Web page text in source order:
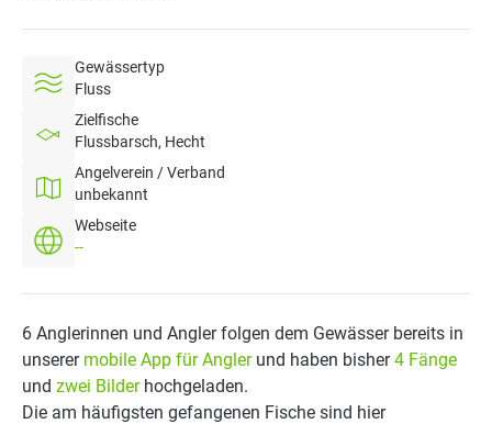
Gewässertyp
Fluss
Zielfische
Flussbarsch, Hecht
Angelverein / Verband
unbekannt
Webseite
--
6 Anglerinnen und Angler folgen dem Gewässer bereits in
unserer mobile App für Anglerund haben bisher4 Fänge
und zwei Bilderhochgeladen.
Die am häufigsten gefangenen Fische sind hier